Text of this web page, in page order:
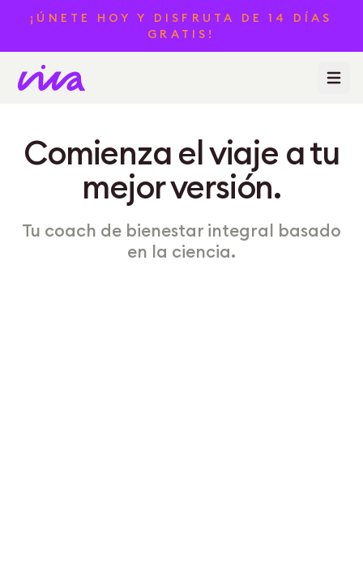
¡ÚNETE HOY Y DISFRUTA DE 14 DÍAS
GRATIS!
Abrir
Comienza el viaje a tu
mejor versión.
Tu coach de bienestar integral basado
en la ciencia.